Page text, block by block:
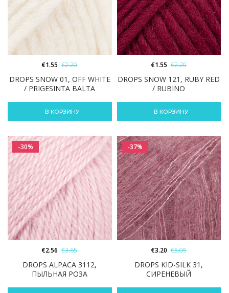
DROPS SNOW 01, OFF WHITE
/ PRIGESINTA BALTA
€1.55 €2.20
В КОРЗИНУ
DROPS SNOW 121, RUBY RED
/ RUBINO
€1.55 €2.20
В КОРЗИНУ
-30%
DROPS ALPACA 3112,
ПЫЛЬНАЯ РОЗА
€2.56 €3.65
-37%
DROPS KID-SILK 31,
СИРЕНЕВЫЙ
€3.20 €5.05